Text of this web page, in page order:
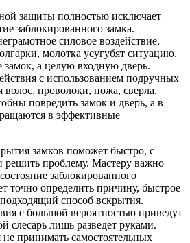
защиты полностью исключает
заблокированного замка.
силовое воздействие,
молотка усугубят ситуацию.
замок, а целую входную дверь.
с использованием подручных
проволоки, ножа, сверла,
повредить замок и дверь, а в
в эффективные
замков поможет быстро, с
проблему. Мастеру важно
заблокированного
точно определить причину, быстрое
способ вскрытия.
с большой вероятностью приведут
слесарь лишь разведет руками.
принимать самостоятельных